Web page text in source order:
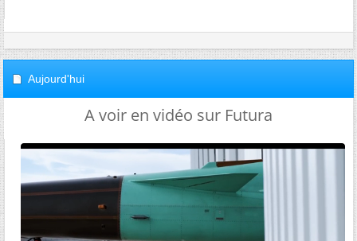
Aujourd'hui
A voir en vidéo sur Futura